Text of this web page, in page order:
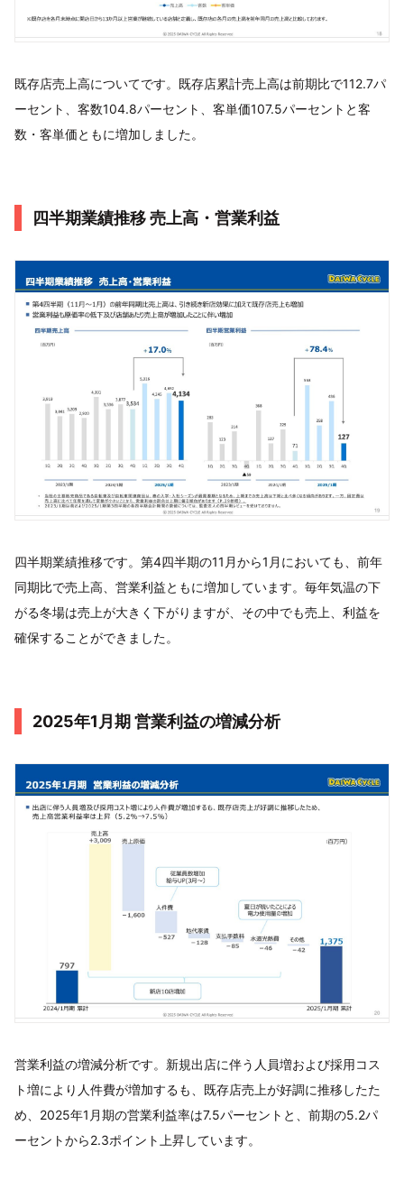
既存店売上高についてです。既存店累計売上高は前期比で112.7パ
ーセント、客数104.8パーセント、客単価107.5パーセントと客
数・客単価ともに増加しました。
四半期業績推移 売上高・営業利益
四半期業績推移です。第4四半期の11月から1月においても、前年
同期比で売上高、営業利益ともに増加しています。毎年気温の下
がる冬場は売上が大きく下がりますが、その中でも売上、利益を
確保することができました。
2025年1月期 営業利益の増減分析
営業利益の増減分析です。新規出店に伴う人員増および採用コス
ト増により人件費が増加するも、既存店売上が好調に推移したた
め、2025年1月期の営業利益率は7.5パーセントと、前期の5.2パ
ーセントから2.3ポイント上昇しています。